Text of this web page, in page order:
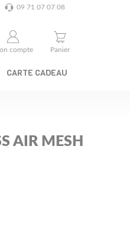
09 71 07 07 08
compte Panier
CARTE CADEAU
AIR MESH